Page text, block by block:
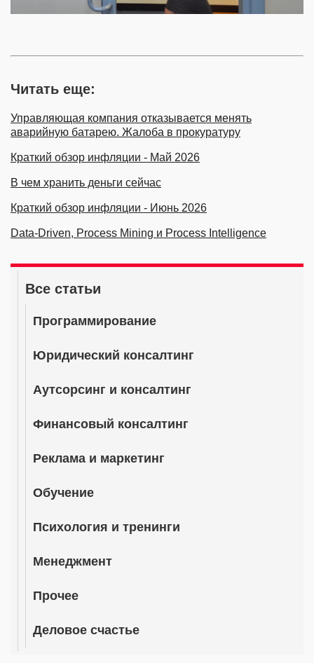
Читать еще:
Управляющая компания отказывается менять
аварийную батарею. Жалоба в прокуратуру
Краткий обзор инфляции - Май 2026
В чем хранить деньги сейчас
Краткий обзор инфляции - Июнь 2026
Data-Driven, Process Mining и Process Intelligence
Все статьи
Программирование
Юридический консалтинг
Аутсорсинг и консалтинг
Финансовый консалтинг
Реклама и маркетинг
Обучение
Психология и тренинги
Менеджмент
Прочее
Деловое счастье